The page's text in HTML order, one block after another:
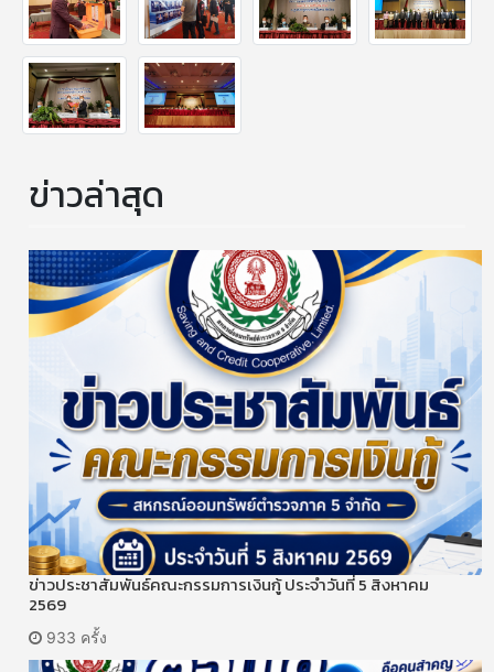
ข่าวล่าสุด
ข่าวประชาสัมพันธ์คณะกรรมการเงินกู้ ประจำวันที่ 5 สิงหาคม
2569
933 ครั้ง